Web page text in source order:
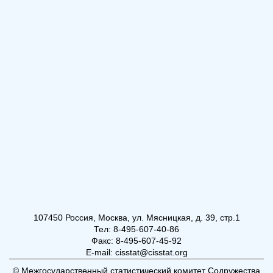
107450 Россия, Москва, ул. Мясницкая, д. 39, стр.1
Тел: 8-495-607-40-86
Факс: 8-495-607-45-92
E-mail: cisstat@cisstat.org
© Межгосударственный статистический комитет Содружества